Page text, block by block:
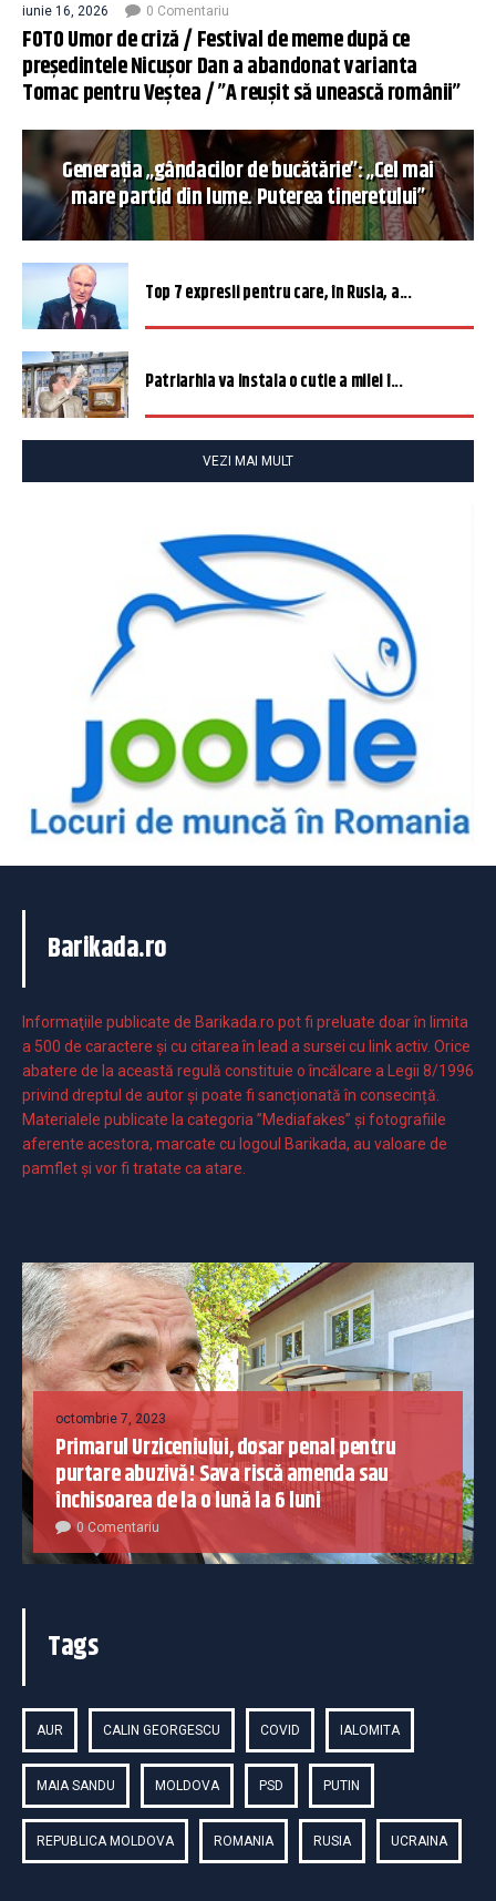
iunie 16, 2026 0 Comentariu
FOTO Umor de criză / Festival de meme după ce
președintele Nicușor Dan a abandonat varianta
Tomac pentru Veștea / ”A reușit să unească românii”
Generația „gândacilor de bucătărie”: „Cel mai
mare partid din lume. Puterea tineretului”
Top 7 expresii pentru care, în Rusia, a...
Patriarhia va instala o cutie a milei î...
VEZI MAI MULT
Barikada.ro
Informaţiile publicate de Barikada.ro pot fi preluate doar în limita
a 500 de caractere şi cu citarea în lead a sursei cu link activ. Orice
abatere de la această regulă constituie o încălcare a Legii 8/1996
privind dreptul de autor și poate fi sancționată în consecință.
Materialele publicate la categoria ”Mediafakes” și fotografiile
aferente acestora, marcate cu logoul Barikada, au valoare de
pamflet și vor fi tratate ca atare.
octombrie 7, 2023
Primarul Urziceniului, dosar penal pentru
purtare abuzivă! Sava riscă amenda sau
închisoarea de la o lună la 6 luni
0 Comentariu
Tags
AUR CALIN GEORGESCU COVID IALOMITA
MAIA SANDU MOLDOVA PSD PUTIN
REPUBLICA MOLDOVA ROMANIA RUSIA UCRAINA